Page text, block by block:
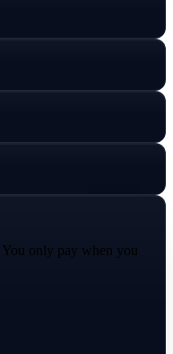
only pay when you